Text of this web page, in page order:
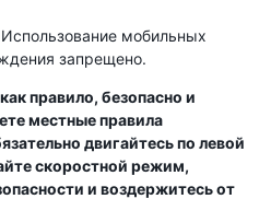
Использование мобильных
запрещено.
правило, безопасно и
местные правила
двигайтесь по левой
скоростной режим,
и воздержитесь от